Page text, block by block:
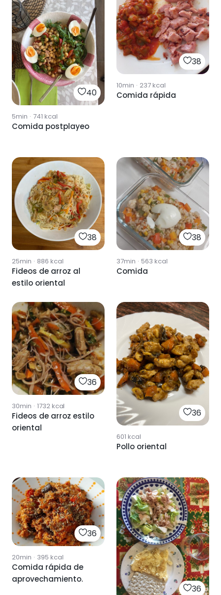
40
5min · 741 kcal
Comida postplayeo
38
10min · 237kcal
Comida rápida
38
25min · 886 kcal
Fideos de arroz al
estilo oriental
38
37min · 563 kcal
Comida
36
30min · 1732kcal
Fideos de arroz estilo
oriental
36
601 kcal
Pollo oriental
36
20min · 395 kcal
Comida rápida de
aprovechamiento.
36